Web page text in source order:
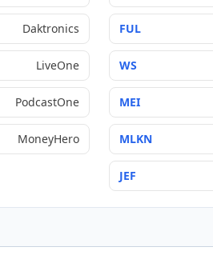
Daktronics
LiveOne
PodcastOne
MoneyHero
FUL
WS
MEI
MLKN
JEF